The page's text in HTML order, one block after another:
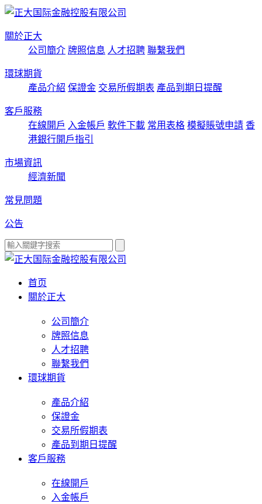
關於正大
公司簡介 牌照信息 人才招聘 聯繫我們
環球期貨
產品介紹 保證金 交易所假期表 產品到期日提醒
客戶服務
在線開戶 入金帳戶 軟件下載 常用表格 模擬賬號申請 香
港銀行開戶指引
市場資訊
經濟新聞
常見問題
公告
首页
關於正大
公司簡介
牌照信息
人才招聘
聯繫我們
環球期貨
產品介紹
保證金
交易所假期表
產品到期日提醒
客戶服務
在線開戶
入金帳戶